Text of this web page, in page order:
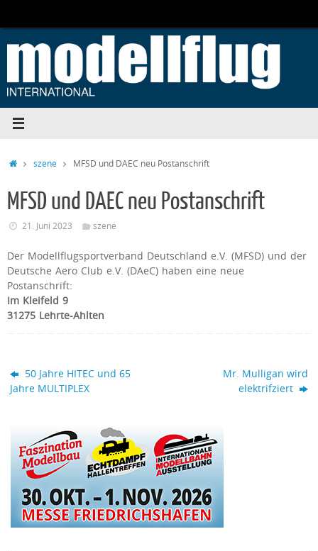
Startszene MFSD und DAEC neu Postanschrift
MFSD und DAEC neu Postanschrift
21. Juni 2023 szene
Der Modellflugsportverband Deutschland e.V. (MFSD) und der
Deutsche Aero Club e.V. (DAeC) haben eine neue
Postanschrift:
Im Kleifeld 9
31275 Lehrte-Ahlten
50 Jahre HITEC und 65
Jahre MULTIPLEX
Mr. Mulligan wird
elektrifziert